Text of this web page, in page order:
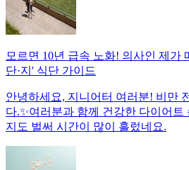
모르면 10년 급속 노화! 의사인 제가
단·지' 식단 가이드
안녕하세요, 지니어터 여러분! 비만
다.✨여러분과 함께 건강한 다이어
지도 벌써 시간이 많이 흘렀네요.